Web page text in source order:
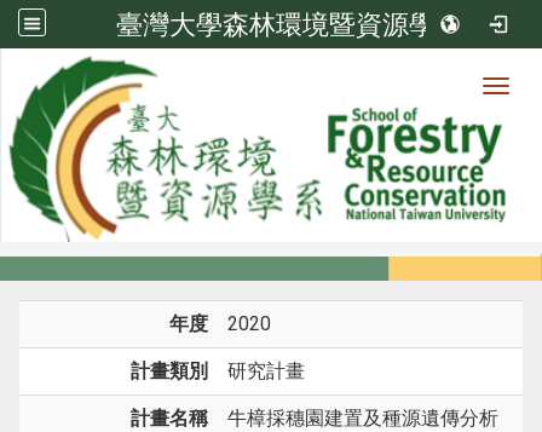
臺灣大學森林環境暨資源學系
系所成員
系所成員
年度 2020
計畫類別 研究計畫
計畫名稱
牛樟採穗園建置及種源遺傳分析